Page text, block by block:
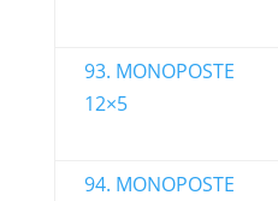
93. MONOPOSTE
12×5
94. MONOPOSTE